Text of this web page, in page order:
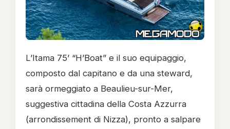
L’Itama 75’ “H’Boat” e il suo equipaggio,
composto dal capitano e da una steward,
sarà ormeggiato a Beaulieu-sur-Mer,
suggestiva cittadina della Costa Azzurra
(arrondissement di Nizza), pronto a salpare